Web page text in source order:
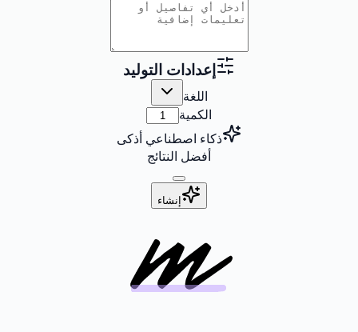
إعدادات التوليد
اللغة
الكمية
ذكاء اصطناعي أذكى
أفضل النتائج
إنشاء